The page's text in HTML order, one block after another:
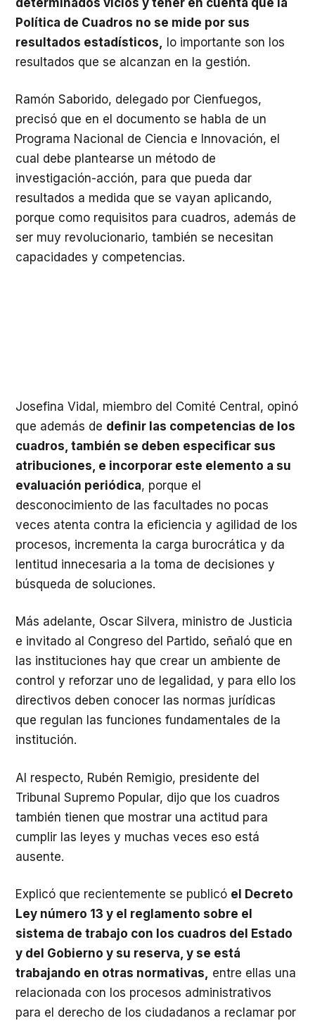
Política de Cuadros no se mide por sus
resultados estadísticos,
lo importante son los
resultados que se alcanzan en la gestión.
Ramón Saborido, delegado por Cienfuegos,
precisó que en el documento se habla de un
Programa Nacional de Ciencia e Innovación, el
cual debe plantearse un método de
investigación-acción, para que pueda dar
resultados a medida que se vayan aplicando,
porque como requisitos para cuadros, además de
ser muy revolucionario, también se necesitan
capacidades y competencias.
Josefina Vidal, miembro del Comité Central, opinó
que además de definir las competencias de los
cuadros, también se deben especificar sus
atribuciones, e incorporar este elemento a su
evaluación periódica, porque el
desconocimiento de las facultades no pocas
veces atenta contra la eficiencia y agilidad de los
procesos, incrementa la carga burocrática y da
lentitud innecesaria a la toma de decisiones y
búsqueda de soluciones.
Más adelante, Oscar Silvera, ministro de Justicia
e invitado al Congreso del Partido, señaló que en
las instituciones hay que crear un ambiente de
control y reforzar uno de legalidad, y para ello los
directivos deben conocer las normas jurídicas
que regulan las funciones fundamentales de la
institución.
Al respecto, Rubén Remigio, presidente del
Tribunal Supremo Popular, dijo que los cuadros
también tienen que mostrar una actitud para
cumplir las leyes y muchas veces eso está
ausente.
Explicó que recientemente se publicó el Decreto
Ley número 13 y el reglamento sobre el
sistema de trabajo con los cuadros del Estado
y del Gobierno y su reserva, y se está
trabajando en otras normativas, entre ellas una
relacionada con los procesos administrativos
para el derecho de los ciudadanos a reclamar por